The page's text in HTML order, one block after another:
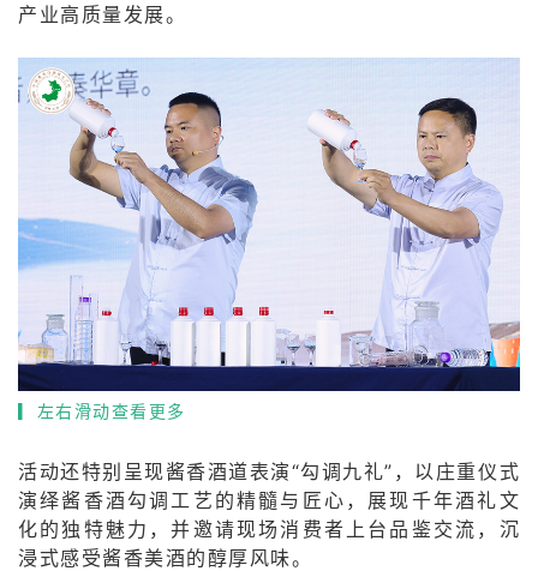
产业高质量发展。
▎左右滑动查看更多
活动还特别呈现酱香酒道表演“勾调九礼”，以庄重仪式
演绎酱香酒勾调工艺的精髓与匠心，展现千年酒礼文
化的独特魅力，并邀请现场消费者上台品鉴交流，沉
浸式感受酱香美酒的醇厚风味。